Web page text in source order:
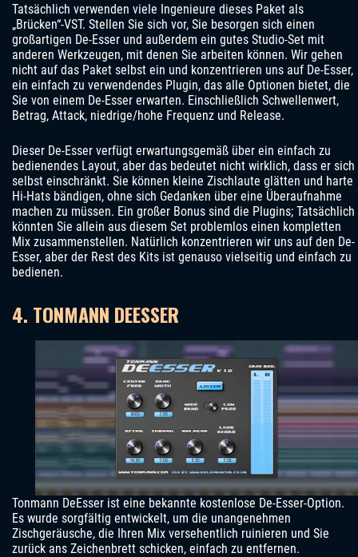
Tatsächlich verwenden viele Ingenieure dieses Paket als
„Brücken“-VST. Stellen Sie sich vor, Sie besorgen sich einen
großartigen De-Esser und außerdem ein gutes Studio-Set mit
anderen Werkzeugen, mit denen Sie arbeiten können. Wir gehen
nicht auf das Paket selbst ein und konzentrieren uns auf De-Esser,
ein einfach zu verwendendes Plugin, das alle Optionen bietet, die
Sie von einem De-Esser erwarten. Einschließlich Schwellenwert,
Betrag, Attack, niedrige/hohe Frequenz und Release.
Dieser De-Esser verfügt erwartungsgemäß über ein einfach zu
bedienendes Layout, aber das bedeutet nicht wirklich, dass er sich
selbst einschränkt. Sie können kleine Zischlaute glätten und harte
Hi-Hats bändigen, ohne sich Gedanken über eine Überaufnahme
machen zu müssen. Ein großer Bonus sind die Plugins; Tatsächlich
könnten Sie allein aus diesem Set problemlos einen kompletten
Mix zusammenstellen. Natürlich konzentrieren wir uns auf den De-
Esser, aber der Rest des Kits ist genauso vielseitig und einfach zu
bedienen.
4. TONMANN DEESSER
Tonmann DeEsser ist eine bekannte kostenlose De-Esser-Option.
Es wurde sorgfältig entwickelt, um die unangenehmen
Zischgeräusche, die Ihren Mix versehentlich ruinieren und Sie
zurück ans Zeichenbrett schicken, einfach zu entfernen.